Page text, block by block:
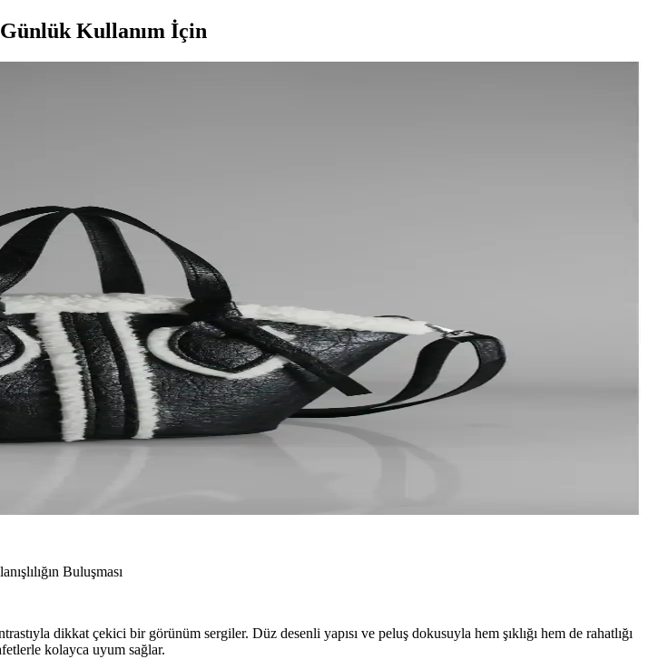
Günlük Kullanım İçin
Buluşması
dikkat çekici bir görünüm sergiler. Düz desenli yapısı ve peluş dokusuyla hem şıklığı hem de rahatlığı
kolayca uyum sağlar.